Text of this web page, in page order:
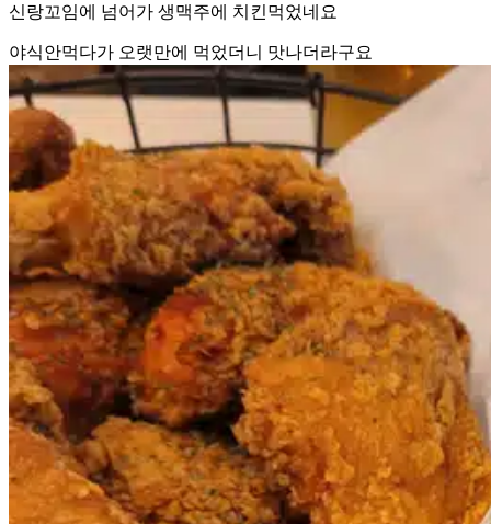
신랑꼬임에 넘어가 생맥주에 치킨먹었네요
야식안먹다가 오랫만에 먹었더니 맛나더라구요